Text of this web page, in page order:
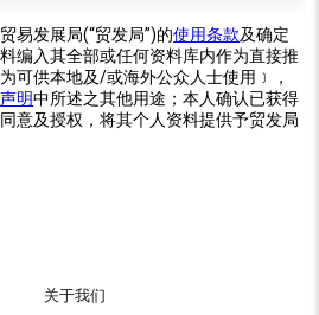
易发展局(“贸发局”)的使用条款及确定
编入其全部或任何资料库内作为直接推
可供本地及/或海外公众人士使用﹞，
明中所述之其他用途；本人确认已获得
意及授权，将其个人资料提供予贸发局
关于我们